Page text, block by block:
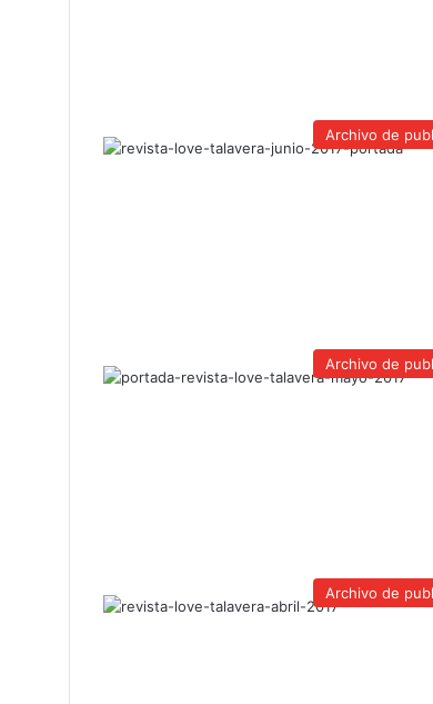
Archivo de
Archivo de
Archivo de